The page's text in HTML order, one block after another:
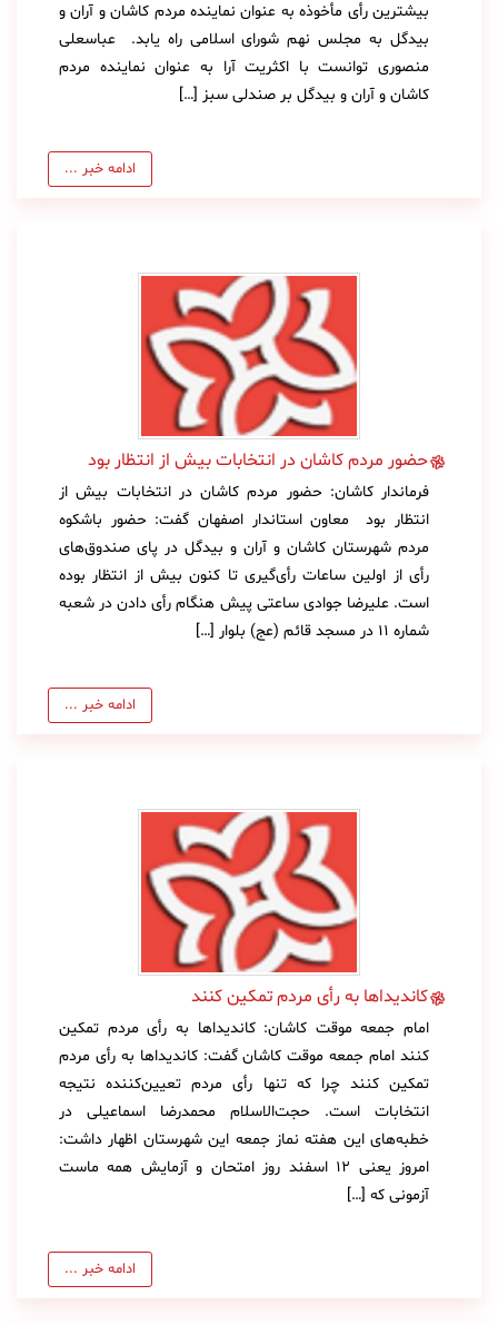
بیشترین رأی مأخوذه به عنوان نماینده مردم کاشان و آران و
بیدگل به مجلس نهم شورای اسلامی راه یابد. عباسعلی
منصوری توانست با اکثریت آرا به عنوان نماینده مردم
کاشان و آران و بیدگل بر صندلی سبز […]
ادامه خبر ...
حضور مردم کاشان در انتخابات بیش از انتظار بود
فرماندار کاشان: حضور مردم کاشان در انتخابات بیش از
انتظار بود معاون استاندار اصفهان گفت: حضور باشکوه
مردم شهرستان کاشان و آران و بیدگل در پای صندوق‌های
رأی از اولین ساعات رأی‌گیری تا کنون بیش از انتظار بوده
است. علیرضا جوادی ساعتی پیش هنگام رأی دادن در شعبه
شماره 11 در مسجد قائم (عج) بلوار […]
ادامه خبر ...
کاندیداها به رأی مردم تمکین کنند
امام جمعه موقت کاشان: کاندیداها به رأی مردم تمکین
کنند امام جمعه موقت کاشان گفت: کاندیداها به رأی مردم
تمکین کنند چرا که تنها رأی مردم تعیین‌کننده نتیجه
انتخابات است. حجت‌الاسلام محمدرضا اسماعیلی در
خطبه‌های این هفته نماز جمعه این شهرستان اظهار داشت:
امروز یعنی 12 اسفند روز امتحان و آزمایش همه ماست
آزمونی که […]
ادامه خبر ...